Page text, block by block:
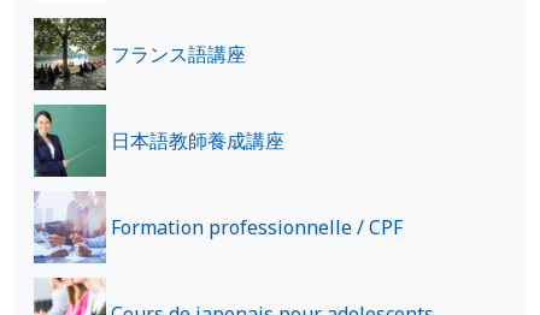
フランス語講座
日本語教師養成講座
Formation professionnelle / CPF